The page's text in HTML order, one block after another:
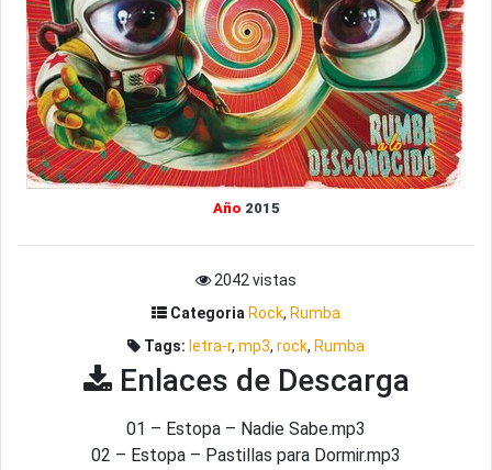
Año 2015
2042 vistas
Categoria Rock, Rumba
Tags: letra-r, mp3, rock, Rumba
Enlaces de Descarga
01 – Estopa – Nadie Sabe.mp3
02 – Estopa – Pastillas para Dormir.mp3